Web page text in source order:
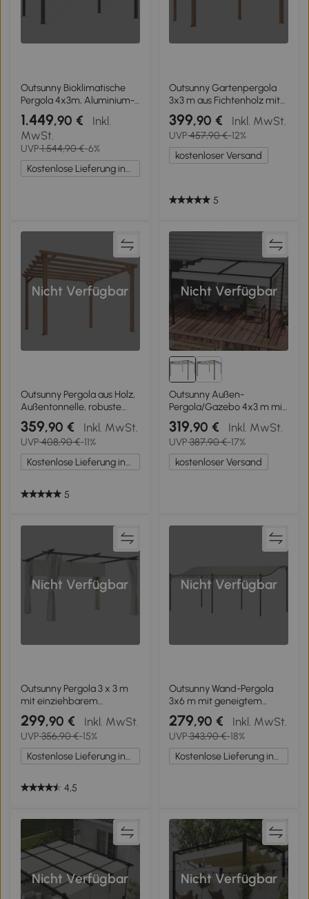
Outsunny Bioklimatische
Pergola 4x3m, Aluminium-
Pergola, verstellbare
Lamellen, Kurbel,
Sonnenschutz,
wasserdicht, dunkelgrau
1.449,90 €
Inkl.
MwSt.
UVP1.544,90 €-6%
Kostenlose Lieferung innerhalb Deutschlands
Outsunny Gartenpergola
3x3 m aus Fichtenholz mit
Dreieckstützen und 5
Querbalken, Holzfarbe
399,90 € Inkl. MwSt.
UVP457,90 €-12%
kostenloser Versand
5
Nicht Verfügbar
Outsunny Pergola aus Holz,
Außentonnelle, robuste
Konstruktion mit 90 mm
Pfosten und 7 Querbalken 3
x 3 m, Ahornholz-Optik
359,90 € Inkl. MwSt.
UVP408,90 €-11%
Kostenlose Lieferung innerhalb Deutschlands
5
Nicht Verfügbar
Outsunny Außen-
Pergola/Gazebo 4x3 m mit
einziehbarem Dach aus
Metall und Polyester,
Creme
319,90 € Inkl. MwSt.
UVP387,90 €-17%
kostenloser Versand
Nicht Verfügbar
Outsunny Pergola 3 x 3 m
mit einziehbarem
Sonnendach und
Vorhängen, Sonnenschutz
UPF30+ für Garten,
Terrasse, Außenbereich
299,90 € Inkl. MwSt.
UVP356,90 €-15%
Kostenlose Lieferung innerhalb Deutschlands
4,5
Nicht Verfügbar
Outsunny Wand-Pergola
3x6 m mit geneigtem
Dach, Ablauflöchern und
Metallgestell, Cremeweiß
279,90 € Inkl. MwSt.
UVP343,90 €-18%
Kostenlose Lieferung innerhalb Deutschlands
Nicht Verfügbar Nicht Verfügbar